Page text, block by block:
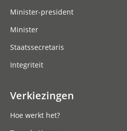
Minister-president
Minister
Staatssecretaris
Integriteit
Verkiezingen
Hoe werkt het?